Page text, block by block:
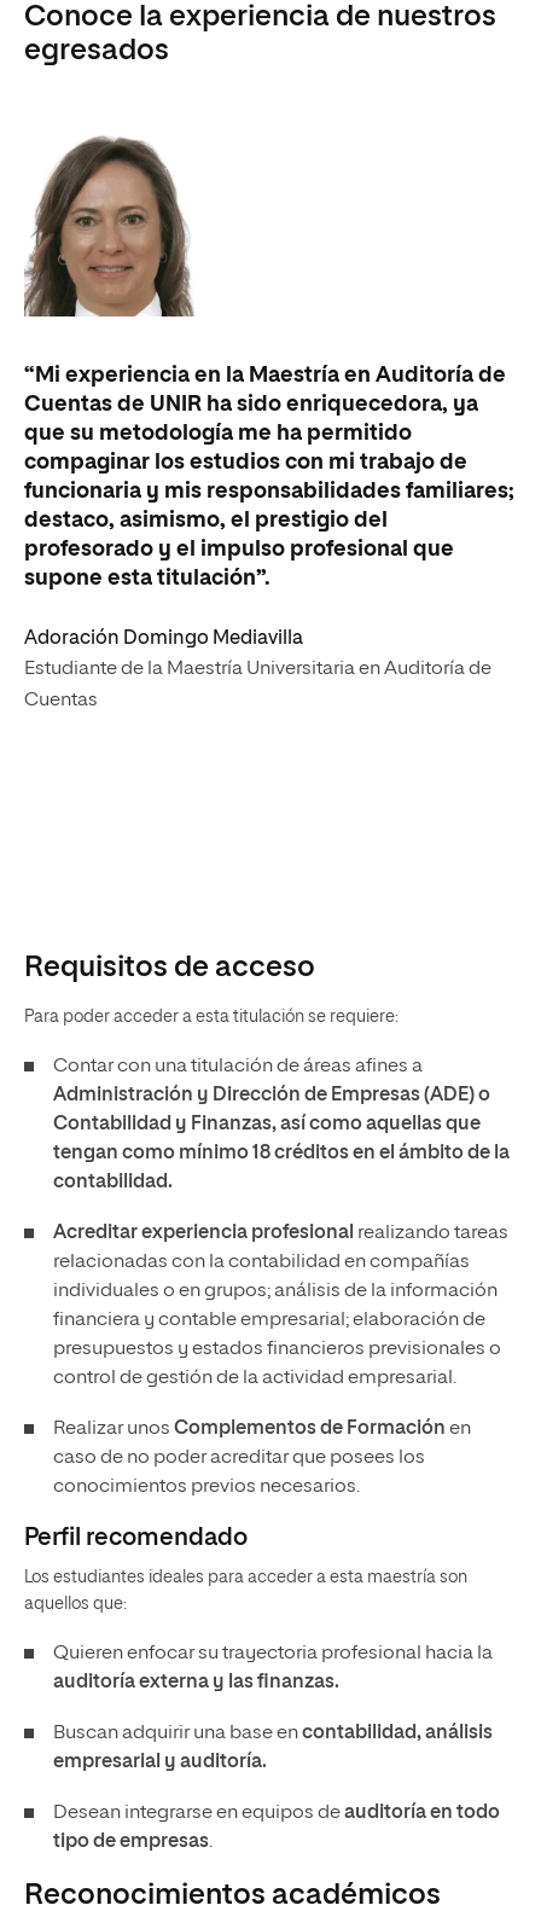
Conoce la experiencia de nuestros
egresados
“Mi experiencia en la Maestría en Auditoría de
Cuentas de UNIR ha sido enriquecedora, ya
que su metodología me ha permitido
compaginar los estudios con mi trabajo de
funcionaria y mis responsabilidades familiares;
destaco, asimismo, el prestigio del
profesorado y el impulso profesional que
supone esta titulación”.
Adoración Domingo Mediavilla
Estudiante de la Maestría Universitaria en Auditoría de
Cuentas
Requisitos de acceso
Para poder acceder a esta titulación se requiere:
Contar con una titulación de áreas afines a
Administración y Dirección de Empresas (ADE) o
Contabilidad y Finanzas, así como aquellas que
tengan como mínimo 18 créditos en el ámbito de la
contabilidad.
Acreditar experiencia profesional realizando tareas
relacionadas con la contabilidad en compañías
individuales o en grupos; análisis de la información
financiera y contable empresarial; elaboración de
presupuestos y estados financieros previsionales o
control de gestión de la actividad empresarial.
Realizar unos Complementos de Formación en
caso de no poder acreditar que posees los
conocimientos previos necesarios.
Perfil recomendado
Los estudiantes ideales para acceder a esta maestría son
aquellos que:
Quieren enfocar su trayectoria profesional hacia la
auditoría externa y las finanzas.
Buscan adquirir una base encontabilidad, análisis
empresarial y auditoría.
Desean integrarse en equipos deauditoría en todo
tipo de empresas.
Reconocimientos académicos